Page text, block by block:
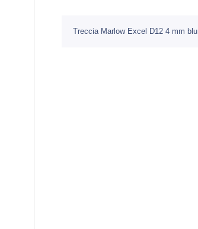
Treccia Marlow Excel D12 4 mm blu